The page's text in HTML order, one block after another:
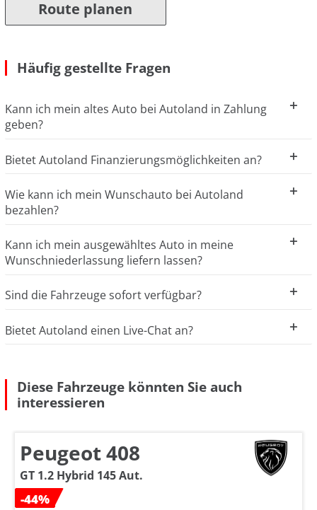
Route planen
Häufig gestellte Fragen
Kann ich mein altes Auto bei Autoland in Zahlung
geben?
Bietet Autoland Finanzierungsmöglichkeiten an?
Wie kann ich mein Wunschauto bei Autoland
bezahlen?
Kann ich mein ausgewähltes Auto in meine
Wunschniederlassung liefern lassen?
Sind die Fahrzeuge sofort verfügbar?
Bietet Autoland einen Live-Chat an?
Diese Fahrzeuge könnten Sie auch
interessieren
Peugeot 408
GT 1.2 Hybrid 145 Aut.
-44%